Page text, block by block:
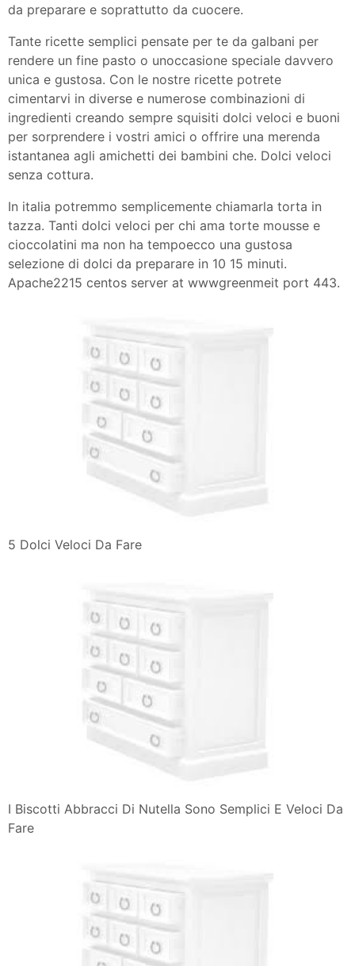
da preparare e soprattutto da cuocere.
Tante ricette semplici pensate per te da galbani per
rendere un fine pasto o unoccasione speciale davvero
unica e gustosa. Con le nostre ricette potrete
cimentarvi in diverse e numerose combinazioni di
ingredienti creando sempre squisiti dolci veloci e buoni
per sorprendere i vostri amici o offrire una merenda
istantanea agli amichetti dei bambini che. Dolci veloci
senza cottura.
In italia potremmo semplicemente chiamarla torta in
tazza. Tanti dolci veloci per chi ama torte mousse e
cioccolatini ma non ha tempoecco una gustosa
selezione di dolci da preparare in 10 15 minuti.
Apache2215 centos server at wwwgreenmeit port 443.
5 Dolci Veloci Da Fare
I Biscotti Abbracci Di Nutella Sono Semplici E Veloci Da
Fare